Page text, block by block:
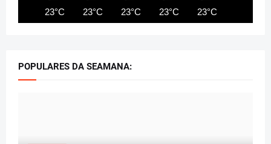
23°C 23°C 23°C 23°C 23°C
POPULARES DA SEAMANA: